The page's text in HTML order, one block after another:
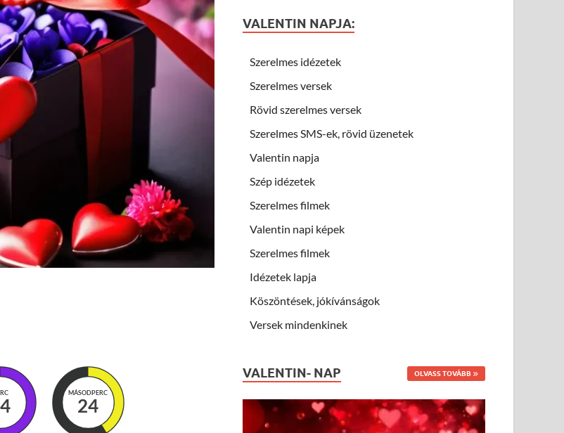
MÁSODPERC
23
VALENTIN NAPJA:
Szerelmes idézetek
Szerelmes versek
Rövid szerelmes versek
Szerelmes SMS-ek, rövid üzenetek
Valentin napja
Szép idézetek
Szerelmes filmek
Valentin napi képek
Szerelmes filmek
Idézetek lapja
Köszöntések, jókívánságok
Versek mindenkinek
VALENTIN- NAP OLVASS TOVÁBB